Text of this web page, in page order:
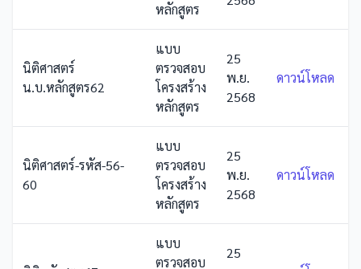
หลักสูตร
นิติศาสตร์
น.บ.หลักสูตร62
แบบ
ตรวจสอบ
โครงสร้าง
หลักสูตร
25
พ.ย.
2568
ดาวน์โหลด
นิติศาสตร์-รหัส-56-
60
แบบ
ตรวจสอบ
โครงสร้าง
หลักสูตร
25
พ.ย.
2568
ดาวน์โหลด
แบบ
ตรวจสอบ
25